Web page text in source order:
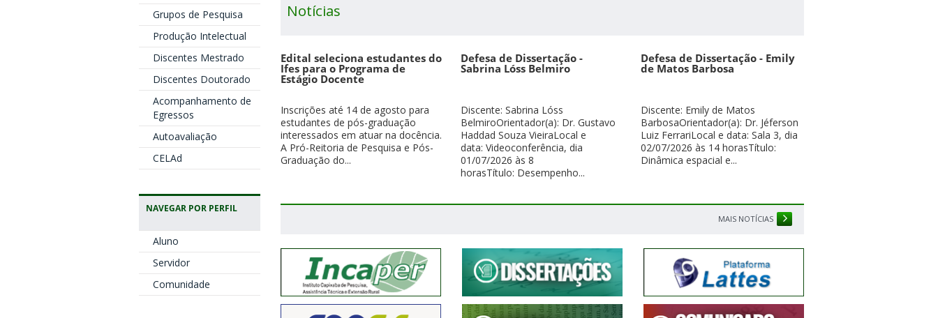
Grupos de Pesquisa
Produção Intelectual
Discentes Mestrado
Discentes Doutorado
Acompanhamento de
Egressos
Autoavaliação
CELAd
NAVEGAR POR PERFIL
Aluno
Servidor
Comunidade
Notícias
Edital seleciona estudantes do
Ifes para o Programa de
Estágio Docente
Inscrições até 14 de agosto para
estudantes de pós-graduação
interessados em atuar na docência.
A Pró-Reitoria de Pesquisa e Pós-
Graduação do...
Defesa de Dissertação -
Sabrina Lóss Belmiro
Discente: Sabrina Lóss
BelmiroOrientador(a): Dr. Gustavo
Haddad Souza VieiraLocal e
data: Videoconferência, dia
01/07/2026 às 8
horasTítulo: Desempenho...
Defesa de Dissertação - Emily
de Matos Barbosa
Discente: Emily de Matos
BarbosaOrientador(a): Dr. Jéferson
Luiz FerrariLocal e data: Sala 3, dia
02/07/2026 às 14 horasTítulo:
Dinâmica espacial e...
MAIS NOTÍCIAS